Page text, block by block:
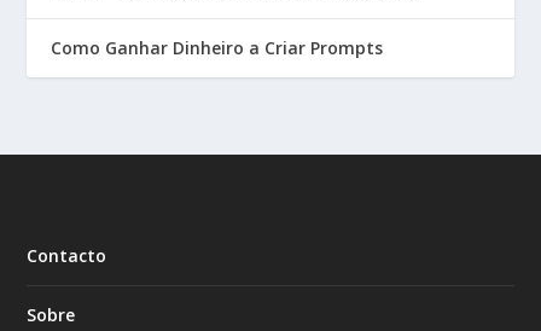
Como Ganhar Dinheiro a Criar Prompts
Contacto
Sobre